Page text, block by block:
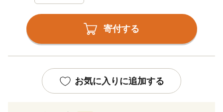
寄付する
お気に入りに追加する